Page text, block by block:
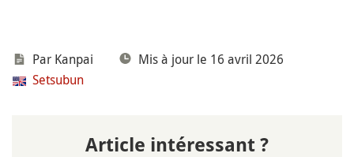
Par Kanpai
Mis à jour le 16 avril 2026
Setsubun
Article intéressant ?